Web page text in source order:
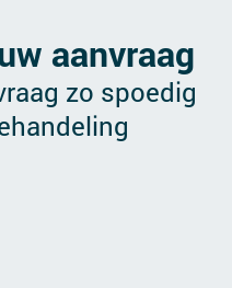
aanvraag
zo spoedig